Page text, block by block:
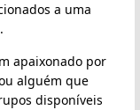
a uma
apaixonado por
alguém que
disponíveis